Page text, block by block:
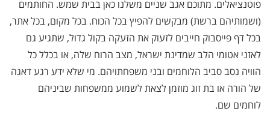
פוטנציאלים. מתוכם אגב שניים משלנו כאן בבית שמש. החותמים
(ושמותיהם ברשת) מבקשים להפיץ בכל הכוח. בכל מקום, בכל אתר,
בכל דף פייסבוק חייבים לזעוק את הזעקה בקול גדול, שתגיע גם
לאזני אטומי הלב שמדינת ישראל, מצב הרוח שלה, או בכלל כל
הוויה נסב סביב הלוחמים ובני משפחתויהם. מי שלא ידע רגע דאגה
של הורה או בת זוג מוזמן לצאת לשמוע ממשפחות שביניהם
לוחמים שם.